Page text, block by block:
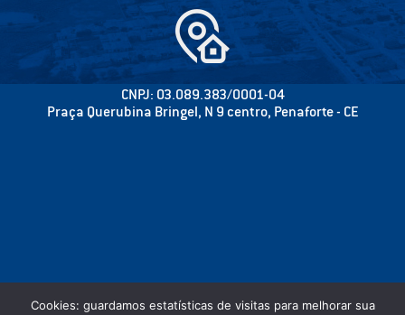
CNPJ: 03.089.383/0001-04
Praça Querubina Bringel, N 9 centro, Penaforte - CE
Cookies: guardamos estatísticas de visitas para melhorar sua